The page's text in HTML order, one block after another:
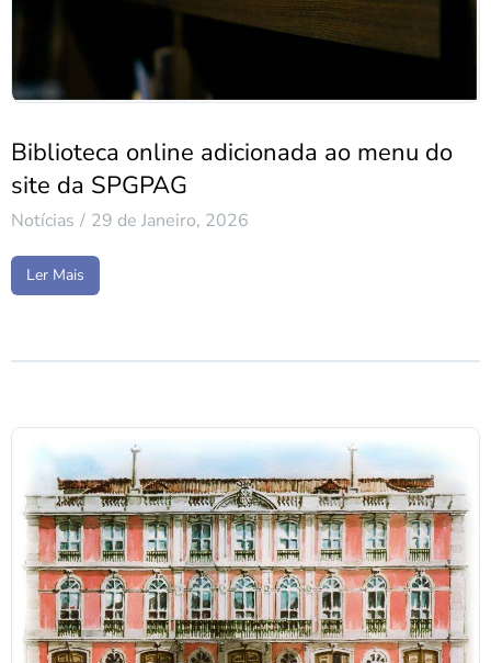
Biblioteca online adicionada ao menu do
site da SPGPAG
Notícias 29 de Janeiro, 2026
Ler Mais